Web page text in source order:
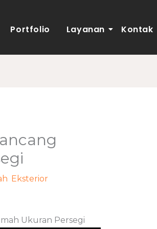
Portfolio Layanan Kontak
Eksterior/ Oleh
Ukuran Persegi